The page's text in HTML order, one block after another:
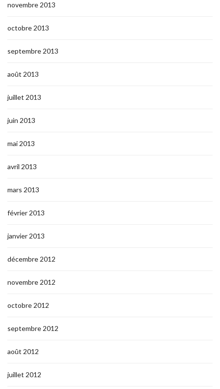
novembre 2013
octobre 2013
septembre 2013
août 2013
juillet 2013
juin 2013
mai 2013
avril 2013
mars 2013
février 2013
janvier 2013
décembre 2012
novembre 2012
octobre 2012
septembre 2012
août 2012
juillet 2012